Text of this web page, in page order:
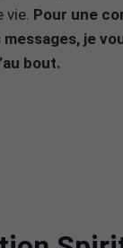
Pour une
je
bout.